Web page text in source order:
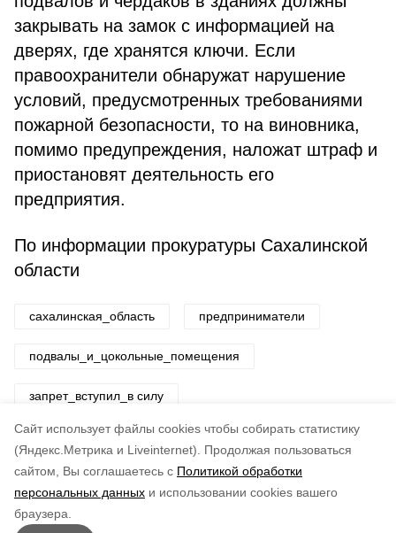
Cайт использует файлы cookies чтобы собирать статистику
(Яндекс.Метрика и Liveinternet).
Продолжая пользоваться
сайтом, Вы соглашаетесь с Политикой обработки
персональных данных и использовании cookies вашего
браузера.
закрывать на замок с информацией на
дверях, где хранятся ключи. Если
правоохранители обнаружат нарушение
условий, предусмотренных требованиями
пожарной безопасности, то на виновника,
помимо предупреждения, наложат штраф и
приостановят деятельность его
предприятия.
По информации прокуратуры Сахалинской
области
сахалинская_область предприниматели
подвалы_и_цокольные_помещения
запрет_вступил_в силу
Авторы: ADMIN admin
по оценке
5